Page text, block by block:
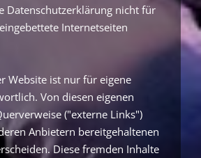
Datenschutzerklärung nicht für
Internetseiten
Website ist nur für eigene
Von diesen eigenen
("externe Links")
Anbietern bereitgehaltenen
Diese fremden Inhalte